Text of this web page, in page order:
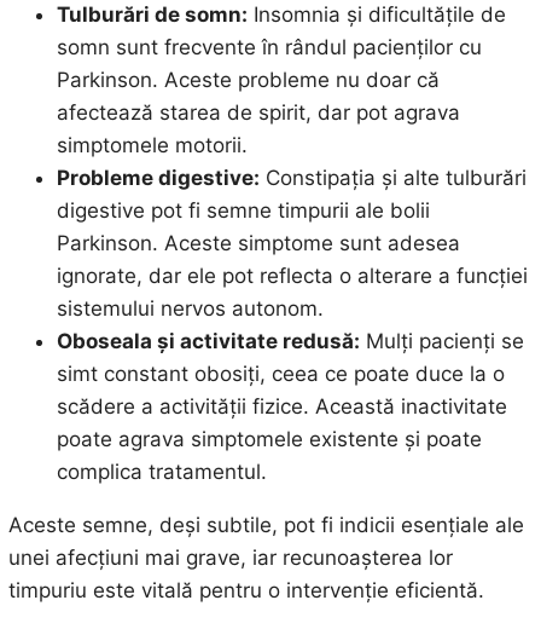
Tulburări de somn: Insomnia și dificultățile de
somn sunt frecvente în rândul pacienților cu
Parkinson. Aceste probleme nu doar că
afectează starea de spirit, dar pot agrava
simptomele motorii.
Probleme digestive: Constipația și alte tulburări
digestive pot fi semne timpurii ale bolii
Parkinson. Aceste simptome sunt adesea
ignorate, dar ele pot reflecta o alterare a funcției
sistemului nervos autonom.
Oboseala și activitate redusă: Mulți pacienți se
simt constant obosiți, ceea ce poate duce la o
scădere a activității fizice. Această inactivitate
poate agrava simptomele existente și poate
complica tratamentul.
Aceste semne, deși subtile, pot fi indicii esențiale ale
unei afecțiuni mai grave, iar recunoașterea lor
timpuriu este vitală pentru o intervenție eficientă.